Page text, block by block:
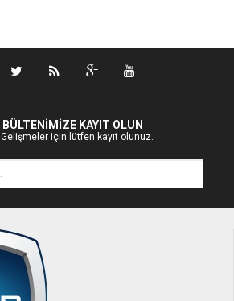
BÜLTENIMIZE KAYIT OLUN
Gelişmeler için lütfen kayıt olunuz.